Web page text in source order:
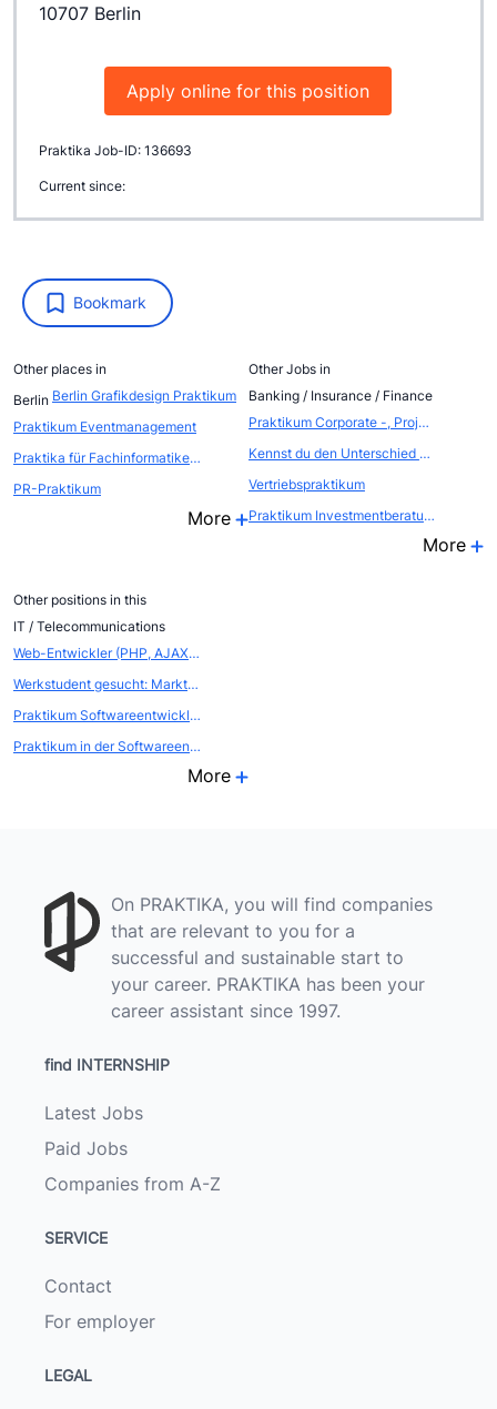
Bookmark
Other places in
Berlin Berlin Grafikdesign Praktikum
Praktikum Eventmanagement
Praktika für Fachinformatiker/-in Systemintegration
PR-Praktikum
More
Other Jobs in
Banking / Insurance / Finance
Praktikum Corporate -, Project -, Structured -, Clean Energy -, Real Estate Finance u. Capital Markets
Kennst du den Unterschied zwischen SOS und SEO?
Vertriebspraktikum
Praktikum Investmentberatung
More
Other positions in this
IT / Telecommunications
Web-Entwickler (PHP, AJAX, .NET, MySQL)
Werkstudent gesucht: Marktanalyse, Dokumentation , Aufbereitung nahe Hannover 2min von Bhf. entfernt
Praktikum Softwareentwicklung Web oder .NET
Praktikum in der Softwareentwicklung
More
10707 Berlin
Apply online for this position
Praktika Job-ID: 136693
Current since:
On PRAKTIKA, you will find companies
that are relevant to you for a
successful and sustainable start to
your career. PRAKTIKA has been your
career assistant since 1997.
find INTERNSHIP
Latest Jobs
Paid Jobs
Companies from A-Z
SERVICE
Contact
For employer
LEGAL